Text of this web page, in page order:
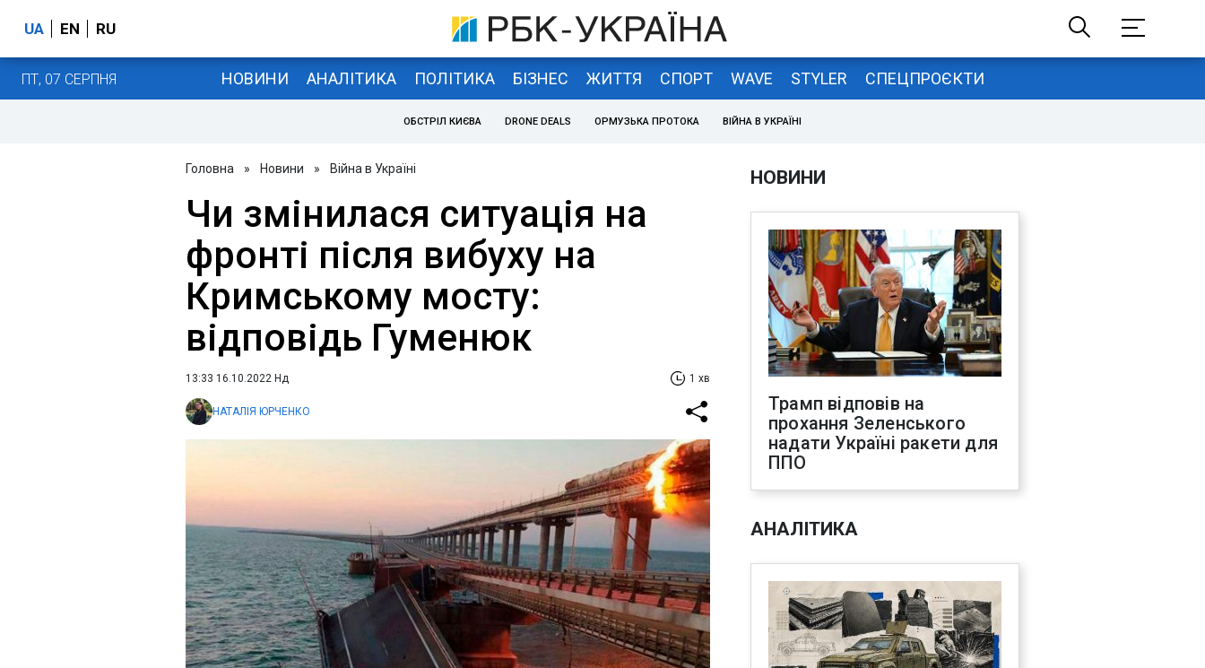
UA EN RU
ПТ, 07 СЕРПНЯ НОВИНИ АНАЛІТИКА ПОЛІТИКА БІЗНЕС ЖИТТЯ СПОРТ WAVE STYLER СПЕЦПРОЄКТИ
ОБСТРІЛ КИЄВА DRONE DEALS ОРМУЗЬКА ПРОТОКА ВІЙНА В УКРАЇНІ
Головна » Новини » Війна в Україні
Чи змінилася ситуація на
фронті після вибуху на
Кримському мосту:
відповідь Гуменюк
13:33 16.10.2022 Нд 1 хв
НАТАЛІЯ ЮРЧЕНКО
НОВИНИ
Трамп відповів на
прохання Зеленського
надати Україні ракети для
ППО
АНАЛІТИКА